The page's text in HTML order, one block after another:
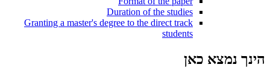
Duration of the studies
Granting a master's degree to the direct track
students
הינך נמצא כאן